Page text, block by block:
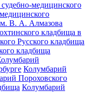
медицинского
В. А. Алмазова
кладбища в
Русского кладбища
кладбища
Колумбарий
Пороховского
Колумбарий